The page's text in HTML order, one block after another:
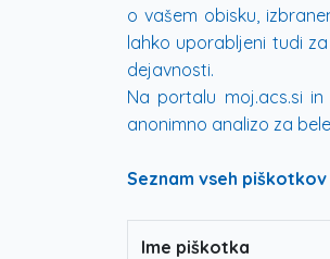
o vašem obisku,
lahko uporabljeni tudi
dejavnosti.
Na portalu moj.acs.si
anonimno analizo za
Seznam vseh piškotkov
Ime piškotka